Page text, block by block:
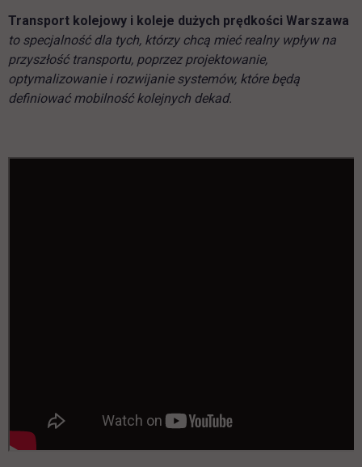
Transport kolejowy i koleje dużych prędkości Warszawa
to specjalność dla tych, którzy chcą mieć realny wpływ na
przyszłość transportu, poprzez projektowanie,
optymalizowanie i rozwijanie systemów, które będą
definiować mobilność kolejnych dekad.